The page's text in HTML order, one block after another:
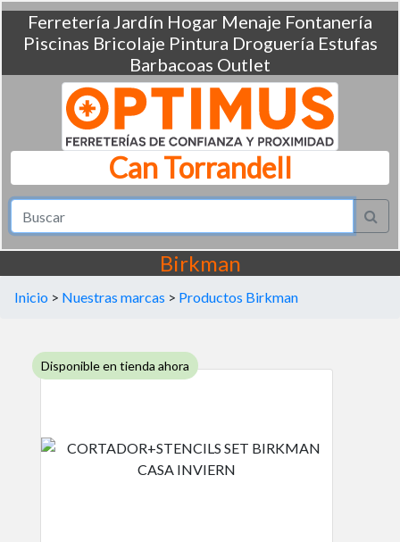
Ferretería Jardín Hogar Menaje Fontanería
Piscinas Bricolaje Pintura Droguería Estufas
Barbacoas Outlet
Can Torrandell
Birkman
Inicio > Nuestras marcas > Productos Birkman
Disponible en tienda ahora